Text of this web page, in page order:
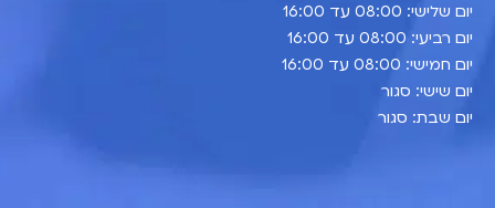
יום שלישי: 08:00 עד 16:00
יום רביעי: 08:00 עד 16:00
יום חמישי: 08:00 עד 16:00
יום שישי: סגור
יום שבת: סגור